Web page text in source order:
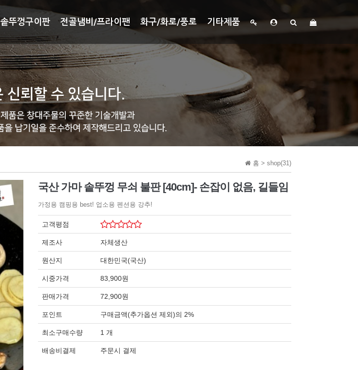
솥뚜껑구이판 전골냄비/프라이팬 화구/화로/풍로 기타제품
홈 > shop(31)
국산 가마 솥뚜껑 무쇠 불판 [40cm]- 손잡이 없음, 길들임
가정용 캠핑용 best! 업소용 펜션용 강추!
고객평점
제조사 자체생산
원산지 대한민국(국산)
시중가격 83,900원
판매가격 72,900원
포인트 구매금액(추가옵션 제외)의 2%
최소구매수량 1 개
배송비결제 주문시 결제